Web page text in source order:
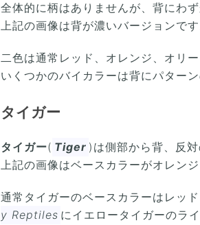
全体的に柄はありませんが、背にわ
上記の画像は背が濃いバージョンです
二色は通常レッド、オレンジ、オリ
いくつかのバイカラーは背にパター
タイガー
タイガー( Tiger )は側部から背、反
上記の画像はベースカラーがオレン
通常タイガーのベースカラーはレッ
y Reptiles にイエロータイガーのラ